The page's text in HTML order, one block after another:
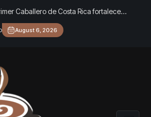
Caballero de Costa Rica fortalece
deportiva en República Dominicana
los Juegos Centroamericanos y del
August 6, 2026